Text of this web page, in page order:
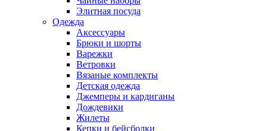
Элитная посуда
Одежда
Аксессуары
Брюки и шорты
Варежки
Ветровки
Вязаные комплекты
Детская одежда
Джемперы и кардиганы
Дождевики
Жилеты
Кепки и бейсболки